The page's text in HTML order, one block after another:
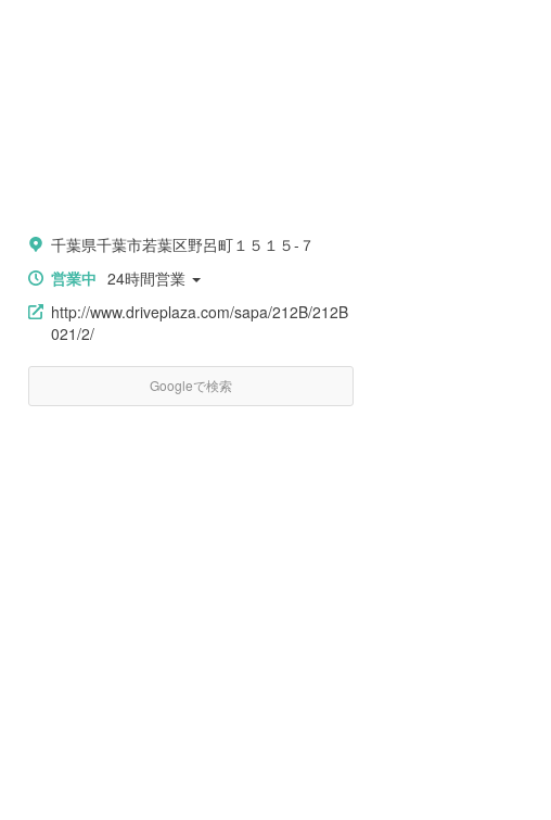
千葉県千葉市若葉区野呂町１５１５-７
営業中 24時間営業
http://www.driveplaza.com/sapa/212B/212B
021/2/
Googleで検索